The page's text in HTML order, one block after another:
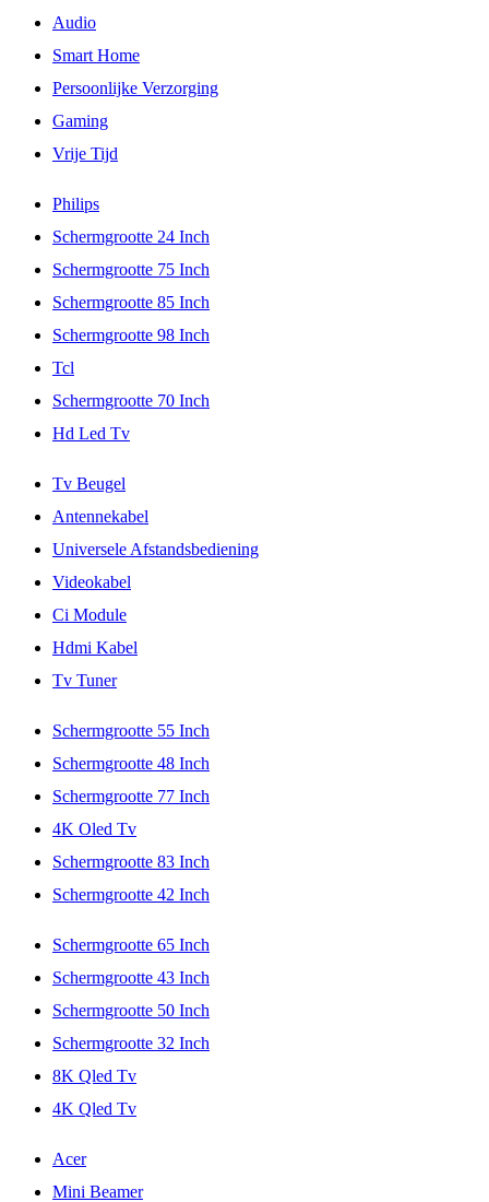
Audio
Smart Home
Persoonlijke Verzorging
Gaming
Vrije Tijd
Philips
Schermgrootte 24 Inch
Schermgrootte 75 Inch
Schermgrootte 85 Inch
Schermgrootte 98 Inch
Tcl
Schermgrootte 70 Inch
Hd Led Tv
Tv Beugel
Antennekabel
Universele Afstandsbediening
Videokabel
Ci Module
Hdmi Kabel
Tv Tuner
Schermgrootte 55 Inch
Schermgrootte 48 Inch
Schermgrootte 77 Inch
4K Oled Tv
Schermgrootte 83 Inch
Schermgrootte 42 Inch
Schermgrootte 65 Inch
Schermgrootte 43 Inch
Schermgrootte 50 Inch
Schermgrootte 32 Inch
8K Qled Tv
4K Qled Tv
Acer
Mini Beamer